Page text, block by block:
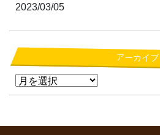
2023/03/05
アーカイブ